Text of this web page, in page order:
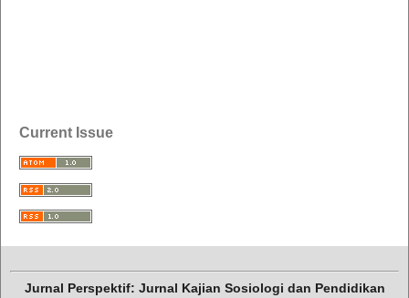
Current Issue
Jurnal Perspektif: Jurnal Kajian Sosiologi dan Pendidikan